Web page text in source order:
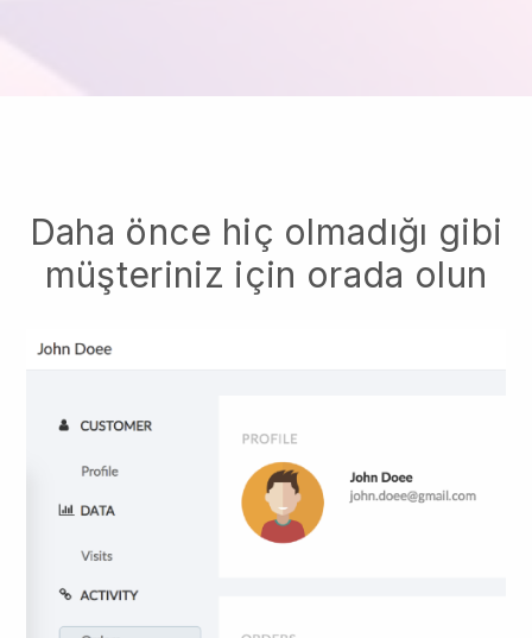
Daha önce hiç olmadığı gibi
müşteriniz için orada olun